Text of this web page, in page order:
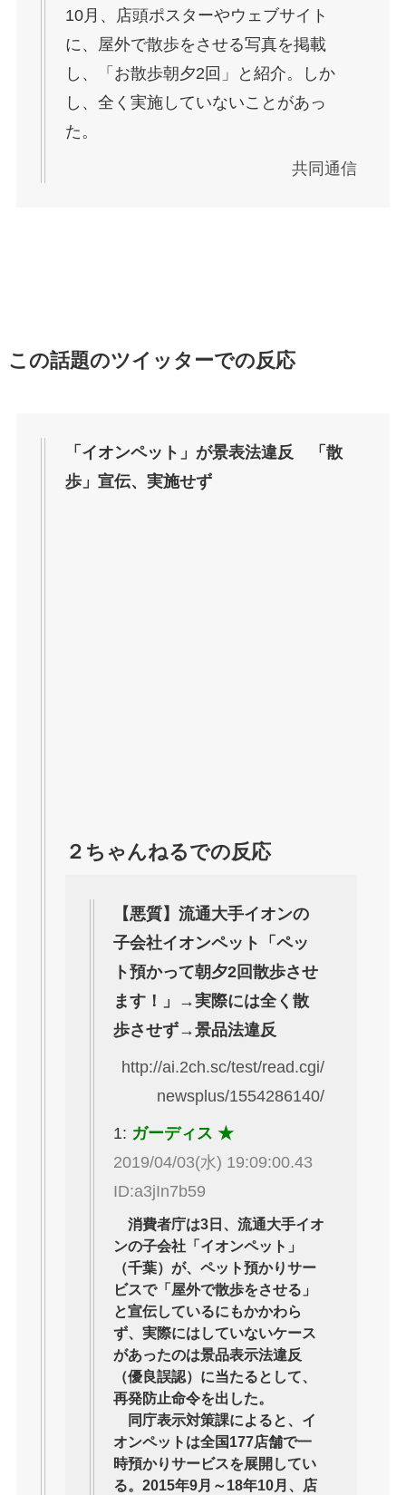
10月、店頭ポスターやウェブサイト
に、屋外で散歩をさせる写真を掲載
し、「お散歩朝夕2回」と紹介。しか
し、全く実施していないことがあっ
た。
共同通信
この話題のツイッターでの反応
「イオンペット」が景表法違反 「散
歩」宣伝、実施せず
２ちゃんねるでの反応
【悪質】流通大手イオンの
子会社イオンペット「ペッ
ト預かって朝夕2回散歩させ
ます！」→実際には全く散
歩させず→景品法違反
http://ai.2ch.sc/test/read.cgi/
newsplus/1554286140/
1: ガーディス ★
2019/04/03(水) 19:09:00.43
ID:a3jIn7b59
消費者庁は3日、流通大手イオ
ンの子会社「イオンペット」
（千葉）が、ペット預かりサー
ビスで「屋外で散歩をさせる」
と宣伝しているにもかかわら
ず、実際にはしていないケース
があったのは景品表示法違反
（優良誤認）に当たるとして、
再発防止命令を出した。
同庁表示対策課によると、イ
オンペットは全国177店舗で一
時預かりサービスを展開してい
る。2015年9月～18年10月、店